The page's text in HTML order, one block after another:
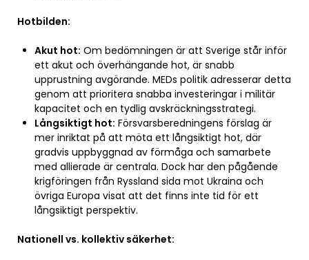
Hotbilden:
Akut hot: Om bedömningen är att Sverige står inför
ett akut och överhängande hot, är snabb
upprustning avgörande. MEDs politik adresserar detta
genom att prioritera snabba investeringar i militär
kapacitet och en tydlig avskräckningsstrategi.
Långsiktigt hot: Försvarsberedningens förslag är
mer inriktat på att möta ett långsiktigt hot, där
gradvis uppbyggnad av förmåga och samarbete
med allierade är centrala. Dock har den pågående
krigföringen från Ryssland sida mot Ukraina och
övriga Europa visat att det finns inte tid för ett
långsiktigt perspektiv.
Nationell vs. kollektiv säkerhet: